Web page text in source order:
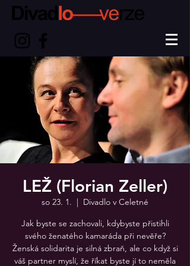
LEŽ (Florian Zeller)
so 23. 1.
  |
Divadlo v Celetné
Jak byste se zachovali, kdybyste přistihli
svého ženatého kamaráda při nevěře?
Ženská solidarita je silná zbraň, ale co když si
váš partner myslí, že říkat byste jí to neměla